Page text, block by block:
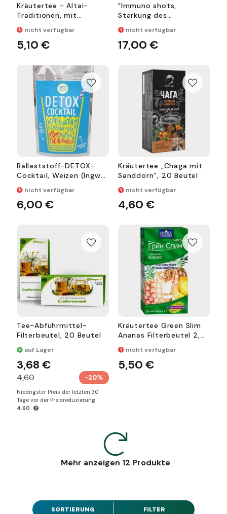
Kräutertee - Altai-
Traditionen, mit
Tannenzapfen, 50 g
nicht verfügbar
5,10 €
"Immuno shots,
Stärkung des
Immunsystems,10
FLASCHEN,
Nahrungsergänzungsmit
nicht verfügbar
17,00 €
Ballaststoff-DETOX-
Cocktail, Weizen (Ingwer
nicht verfügbar
6,00 €
Kräutertee „Chaga mit
Sanddorn“, 20 Beutel
nicht verfügbar
4,60 €
Tee-Abführmittel-
Filterbeutel, 20 Beutel
auf Lager
3,68 €
4,60 -20%
Niedrigster Preis der letzten 30
Tage vor der Preisreduzierung
4.60
Kräutertee Green Slim
Ananas Filterbeutel 2,0
g je 30 Stk
nicht verfügbar
5,50 €
Mehr anzeigen 12 Produkte
SORTIERUNG FILTER